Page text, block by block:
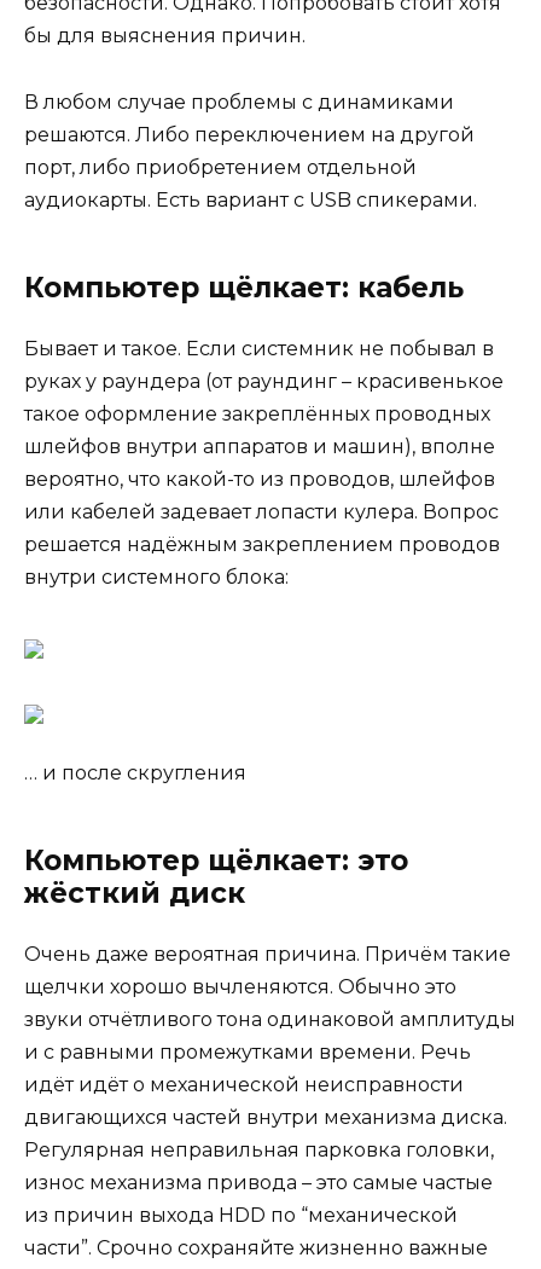
бы для выяснения причин.
В любом случае проблемы с динамиками
решаются. Либо переключением на другой
порт, либо приобретением отдельной
аудиокарты. Есть вариант с USB спикерами.
Компьютер щёлкает: кабель
Бывает и такое. Если системник не побывал в
руках у раундера (от раундинг – красивенькое
такое оформление закреплённых проводных
шлейфов внутри аппаратов и машин), вполне
вероятно, что какой-то из проводов, шлейфов
или кабелей задевает лопасти кулера. Вопрос
решается надёжным закреплением проводов
внутри системного блока:
… и после скругления
Компьютер щёлкает: это
жёсткий диск
Очень даже вероятная причина. Причём такие
щелчки хорошо вычленяются. Обычно это
звуки отчётливого тона одинаковой амплитуды
и с равными промежутками времени. Речь
идёт идёт о механической неисправности
двигающихся частей внутри механизма диска.
Регулярная неправильная парковка головки,
износ механизма привода – это самые частые
из причин выхода HDD по “механической
части”. Срочно сохраняйте жизненно важные